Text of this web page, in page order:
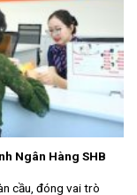
Ngân Hàng SHB
cầu, đóng vai trò